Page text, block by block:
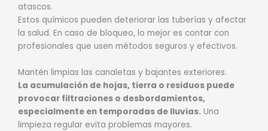
atascos.
Estos químicos pueden deteriorar las tuberías y afectar
la salud. En caso de bloqueo, lo mejor es contar con
profesionales que usen métodos seguros y efectivos.
Mantén limpias las canaletas y bajantes exteriores.
La acumulación de hojas, tierra o residuos puede
provocar filtraciones o desbordamientos,
especialmente en temporadas de lluvias. Una
limpieza regular evita problemas mayores.